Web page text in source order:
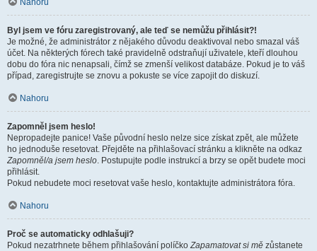
Nahoru
Byl jsem ve fóru zaregistrovaný, ale teď se nemůžu přihlásit?!
Je možné, že administrátor z nějakého důvodu deaktivoval nebo smazal váš
účet. Na některých fórech také pravidelně odstraňují uživatele, kteří dlouhou
dobu do fóra nic nenapsali, čímž se zmenší velikost databáze. Pokud je to váš
případ, zaregistrujte se znovu a pokuste se více zapojit do diskuzí.
Nahoru
Zapomněl jsem heslo!
Nepropadejte panice! Vaše původní heslo nelze sice získat zpět, ale můžete
ho jednoduše resetovat. Přejděte na přihlašovací stránku a klikněte na odkaz
Zapomněl/a jsem heslo. Postupujte podle instrukcí a brzy se opět budete moci
přihlásit.
Pokud nebudete moci resetovat vaše heslo, kontaktujte administrátora fóra.
Nahoru
Proč se automaticky odhlašuji?
Pokud nezatrhnete během přihlašování políčkoZapamatovat si mě zůstanete